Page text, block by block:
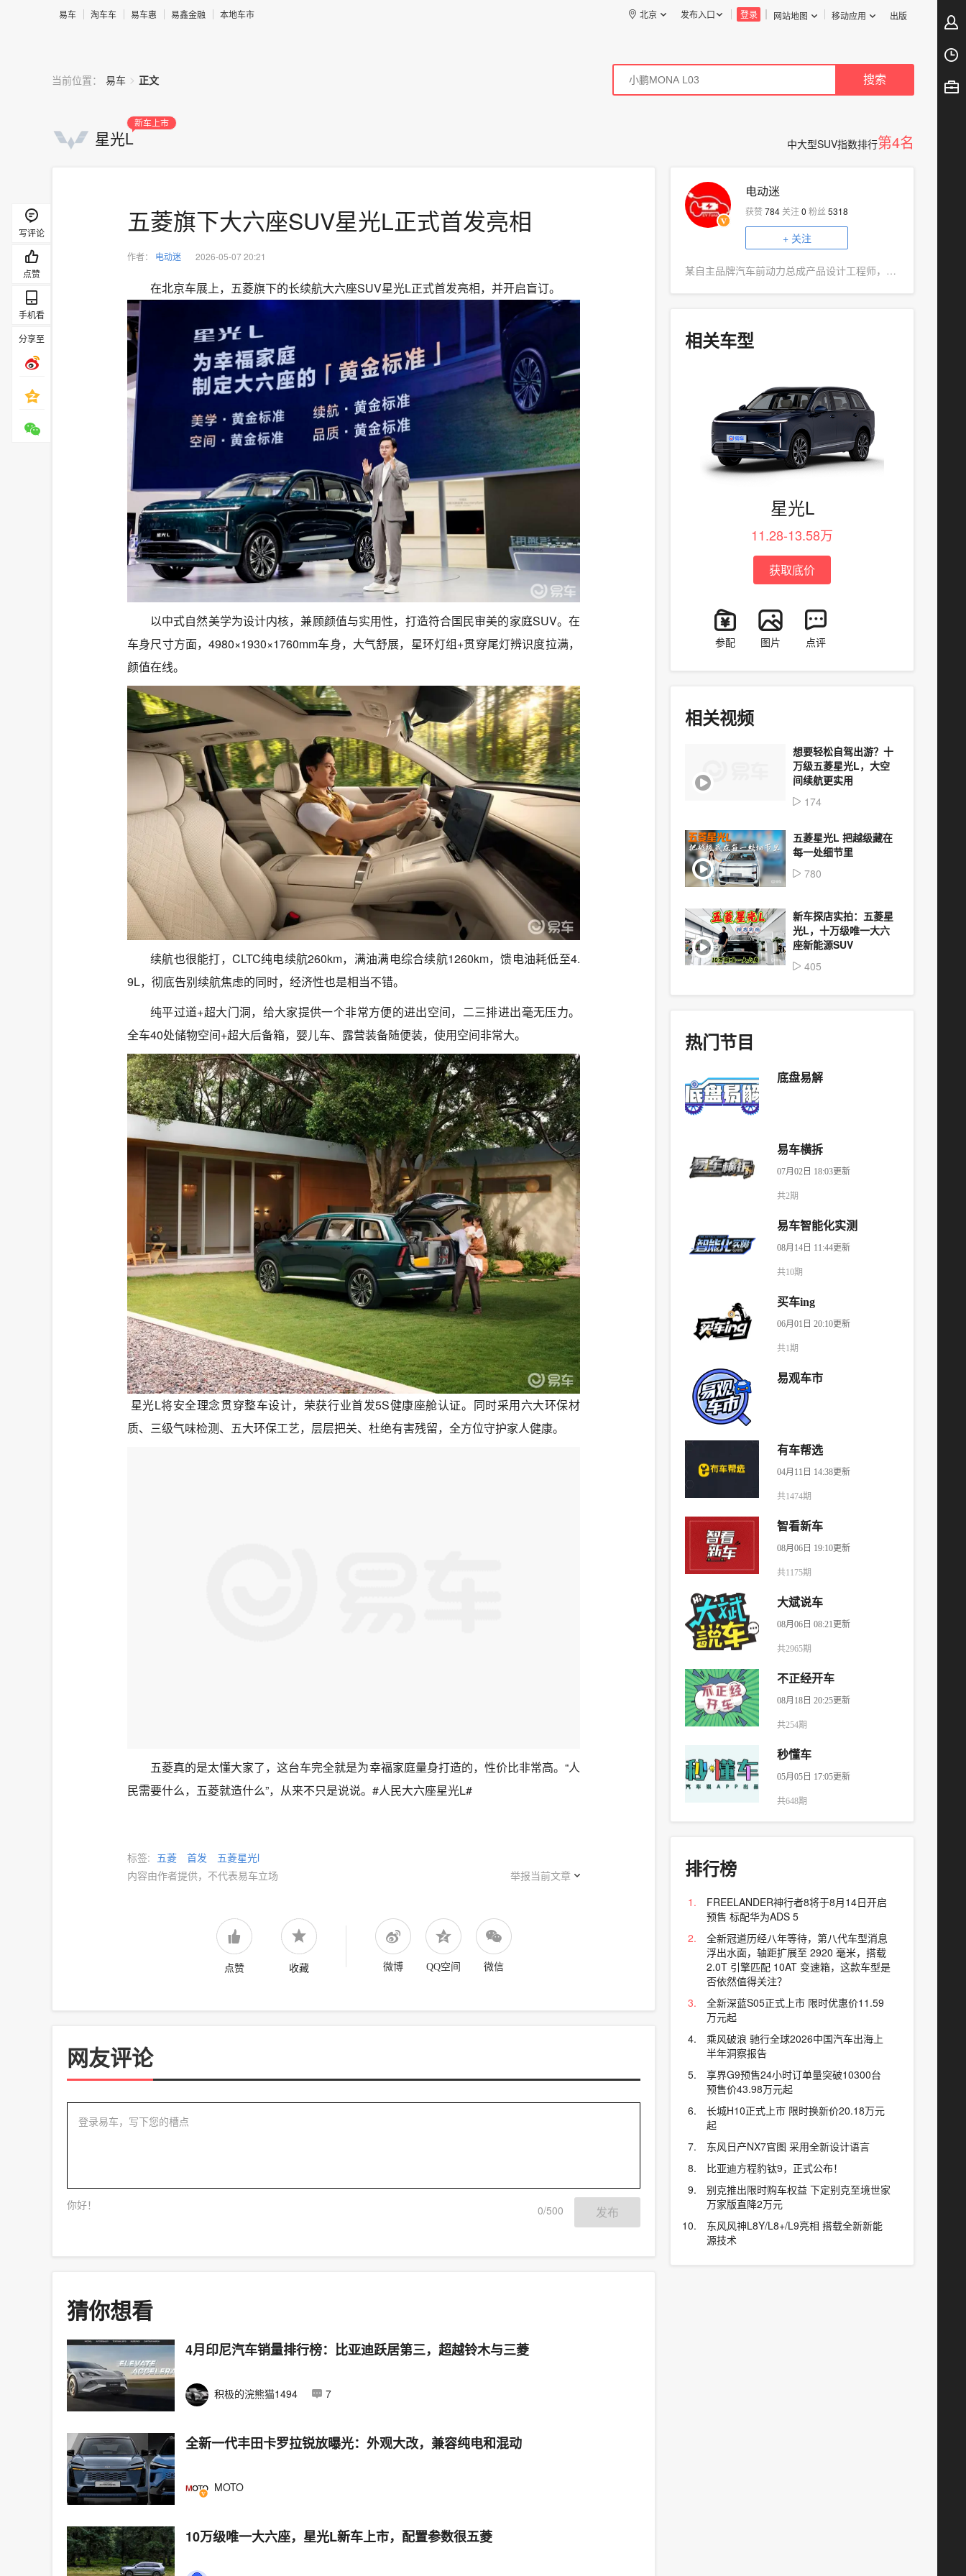
易车 淘车车 易车惠 易鑫金融 本地车市 网站地图 移动应用 出版
登录
发布入口
北京
当前位置： 易车 > 正文
星光L
新车上市
中大型SUV指数排行第4名
写评论
点赞
手机看
分享至
五菱旗下大六座SUV星光L正式首发亮相
作者： 电动迷 2026-05-07 20:21
在北京车展上，五菱旗下的长续航大六座SUV星光L正式首发亮相，并开启盲订。
以中式自然美学为设计内核，兼顾颜值与实用性，打造符合国民审美的家庭SUV。在
车身尺寸方面，4980×1930×1760mm车身，大气舒展，星环灯组+贯穿尾灯辨识度拉满，
颜值在线。
续航也很能打，CLTC纯电续航260km，满油满电综合续航1260km，馈电油耗低至4.
9L，彻底告别续航焦虑的同时，经济性也是相当不错。
纯平过道+超大门洞，给大家提供一个非常方便的进出空间，二三排进出毫无压力。
全车40处储物空间+超大后备箱，婴儿车、露营装备随便装，使用空间非常大。
星光L将安全理念贯穿整车设计，荣获行业首发5S健康座舱认证。同时采用六大环保材
质、三级气味检测、五大环保工艺，层层把关、杜绝有害残留，全方位守护家人健康。
五菱真的是太懂大家了，这台车完全就是为幸福家庭量身打造的，性价比非常高。“人
民需要什么，五菱就造什么”，从来不只是说说。#人民大六座星光L#
标签: 五菱 首发
五菱星光l
内容由作者提供，不代表易车立场
举报当前文章
点赞 收藏 微博 QQ空间 微信
网友评论
登录易车，写下您的槽点
你好！ 发布
0/500
猜你想看
4月印尼汽车销量排行榜：比亚迪跃居第三，超越铃木与三菱
积极的浣熊猫1494 7
全新一代丰田卡罗拉锐放曝光：外观大改，兼容纯电和混动
MOTO
10万级唯一大六座，星光L新车上市，配置参数很五菱
电动迷
获赞784 关注 0 粉丝 5318
+ 关注
某自主品牌汽车前动力总成产品设计工程师，专注新能源汽车评测和解析，全网粉丝超过700万。
相关车型
星光L
11.28-13.58万
获取底价
参配 图片 点评
相关视频
想要轻松自驾出游？十
万级五菱星光L，大空
间续航更实用
174
五菱星光L 把越级藏在
每一处细节里
780
新车探店实拍：五菱星
光L，十万级唯一大六
座新能源SUV
405
热门节目
底盘易解
易车横拆
07月02日 18:03更新
共2期
易车智能化实测
08月14日 11:44更新
共10期
买车ing
06月01日 20:10更新
共1期
易观车市
有车帮选
04月11日 14:38更新
共1474期
智看新车
08月06日 19:10更新
共1175期
大斌说车
08月06日 08:21更新
共2965期
不正经开车
08月18日 20:25更新
共254期
秒懂车
05月05日 17:05更新
共648期
排行榜
FREELANDER神行者8将于8月14日开启
预售 标配华为ADS 5
全新冠道历经八年等待，第八代车型消息
浮出水面，轴距扩展至 2920 毫米，搭载
2.0T 引擎匹配 10AT 变速箱，这款车型是
否依然值得关注？
全新深蓝S05正式上市 限时优惠价11.59
万元起
乘风破浪 驰行全球2026中国汽车出海上
半年洞察报告
享界G9预售24小时订单量突破10300台
预售价43.98万元起
长城H10正式上市 限时换新价20.18万元
起
东风日产NX7官图 采用全新设计语言
比亚迪方程豹钛9，正式公布！
别克推出限时购车权益 下定别克至境世家
万家版直降2万元
东风风神L8Y/L8+/L9亮相 搭载全新新能
源技术